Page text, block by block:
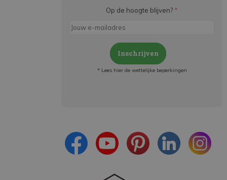
Op de hoogte blijven? *
Inschrijven
* Lees hier de wettelijke beperkingen